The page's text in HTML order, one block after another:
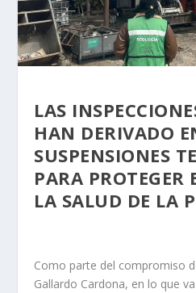
LAS
HAN DERIVADO
SUSPENSIONES
PARA PROTEGER
LA SALUD DE LA
Como parte del compromiso
Gallardo Cardona, en lo que